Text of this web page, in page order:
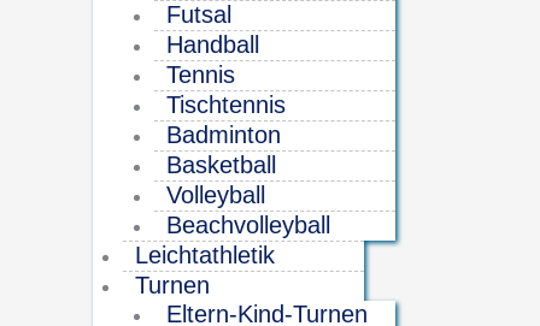
Futsal
Handball
Tennis
Tischtennis
Badminton
Basketball
Volleyball
Beachvolleyball
Leichtathletik
Turnen
Eltern-Kind-Turnen